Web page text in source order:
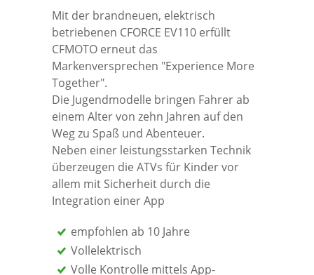
Mit der brandneuen, elektrisch
betriebenen CFORCE EV110 erfüllt
CFMOTO erneut das
Markenversprechen "Experience More
Together".
Die Jugendmodelle bringen Fahrer ab
einem Alter von zehn Jahren auf den
Weg zu Spaß und Abenteuer.
Neben einer leistungsstarken Technik
überzeugen die ATVs für Kinder vor
allem mit Sicherheit durch die
Integration einer App
empfohlen ab 10 Jahre
Vollelektrisch
Volle Kontrolle mittels App-